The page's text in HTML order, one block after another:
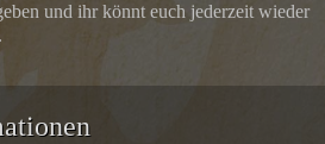
und ihr könnt euch jederzeit wieder
.